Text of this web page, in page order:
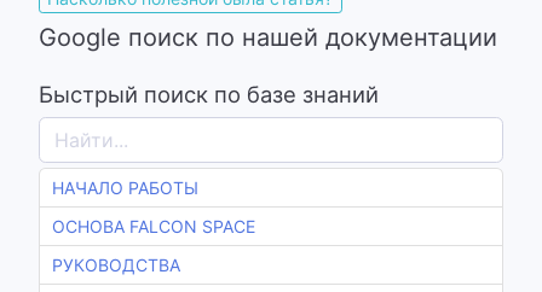
Быстрый поиск по базе знаний
НАЧАЛО РАБОТЫ
ОСНОВА FALCON SPACE
РУКОВОДСТВА
Google поиск по нашей документации